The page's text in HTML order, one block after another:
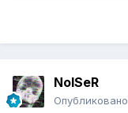
NoISeR
Опубликовано